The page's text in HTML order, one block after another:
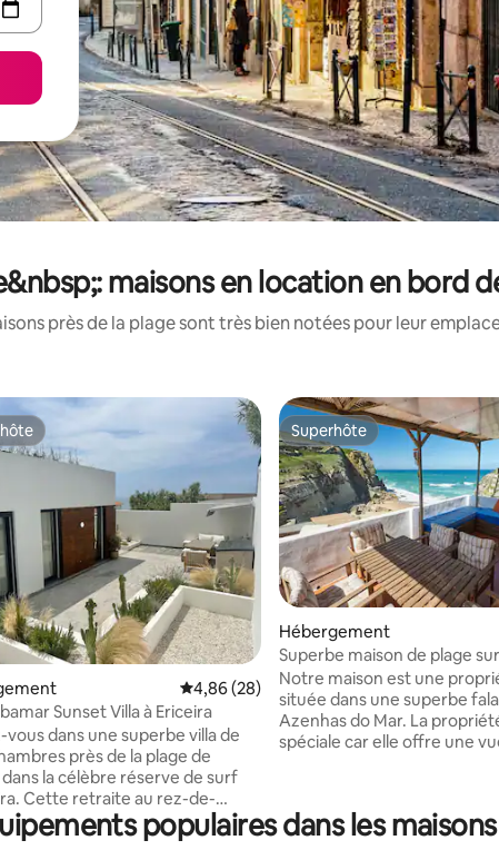
maisons en location en bord
près de la plage sont très bien notées pour leur
la base de 79 commentaires : 4,97 sur 5
Évaluation moyenne sur la base de 28
4,86 (28)
Sunset Villa à Ericeira
vous dans une superbe villa de
près de la plage de
la célèbre réserve de surf
Cette retraite au rez-de-
est magnifiquement équipée
avec un mobilier
Superhôte
Superhôte
Hébergement
Superbe maison de plage
Notre maison est une
située dans une superbe
Azenhas do Mar. La
spéciale car elle offre une
vous détendre, dîner et
populaires dans les